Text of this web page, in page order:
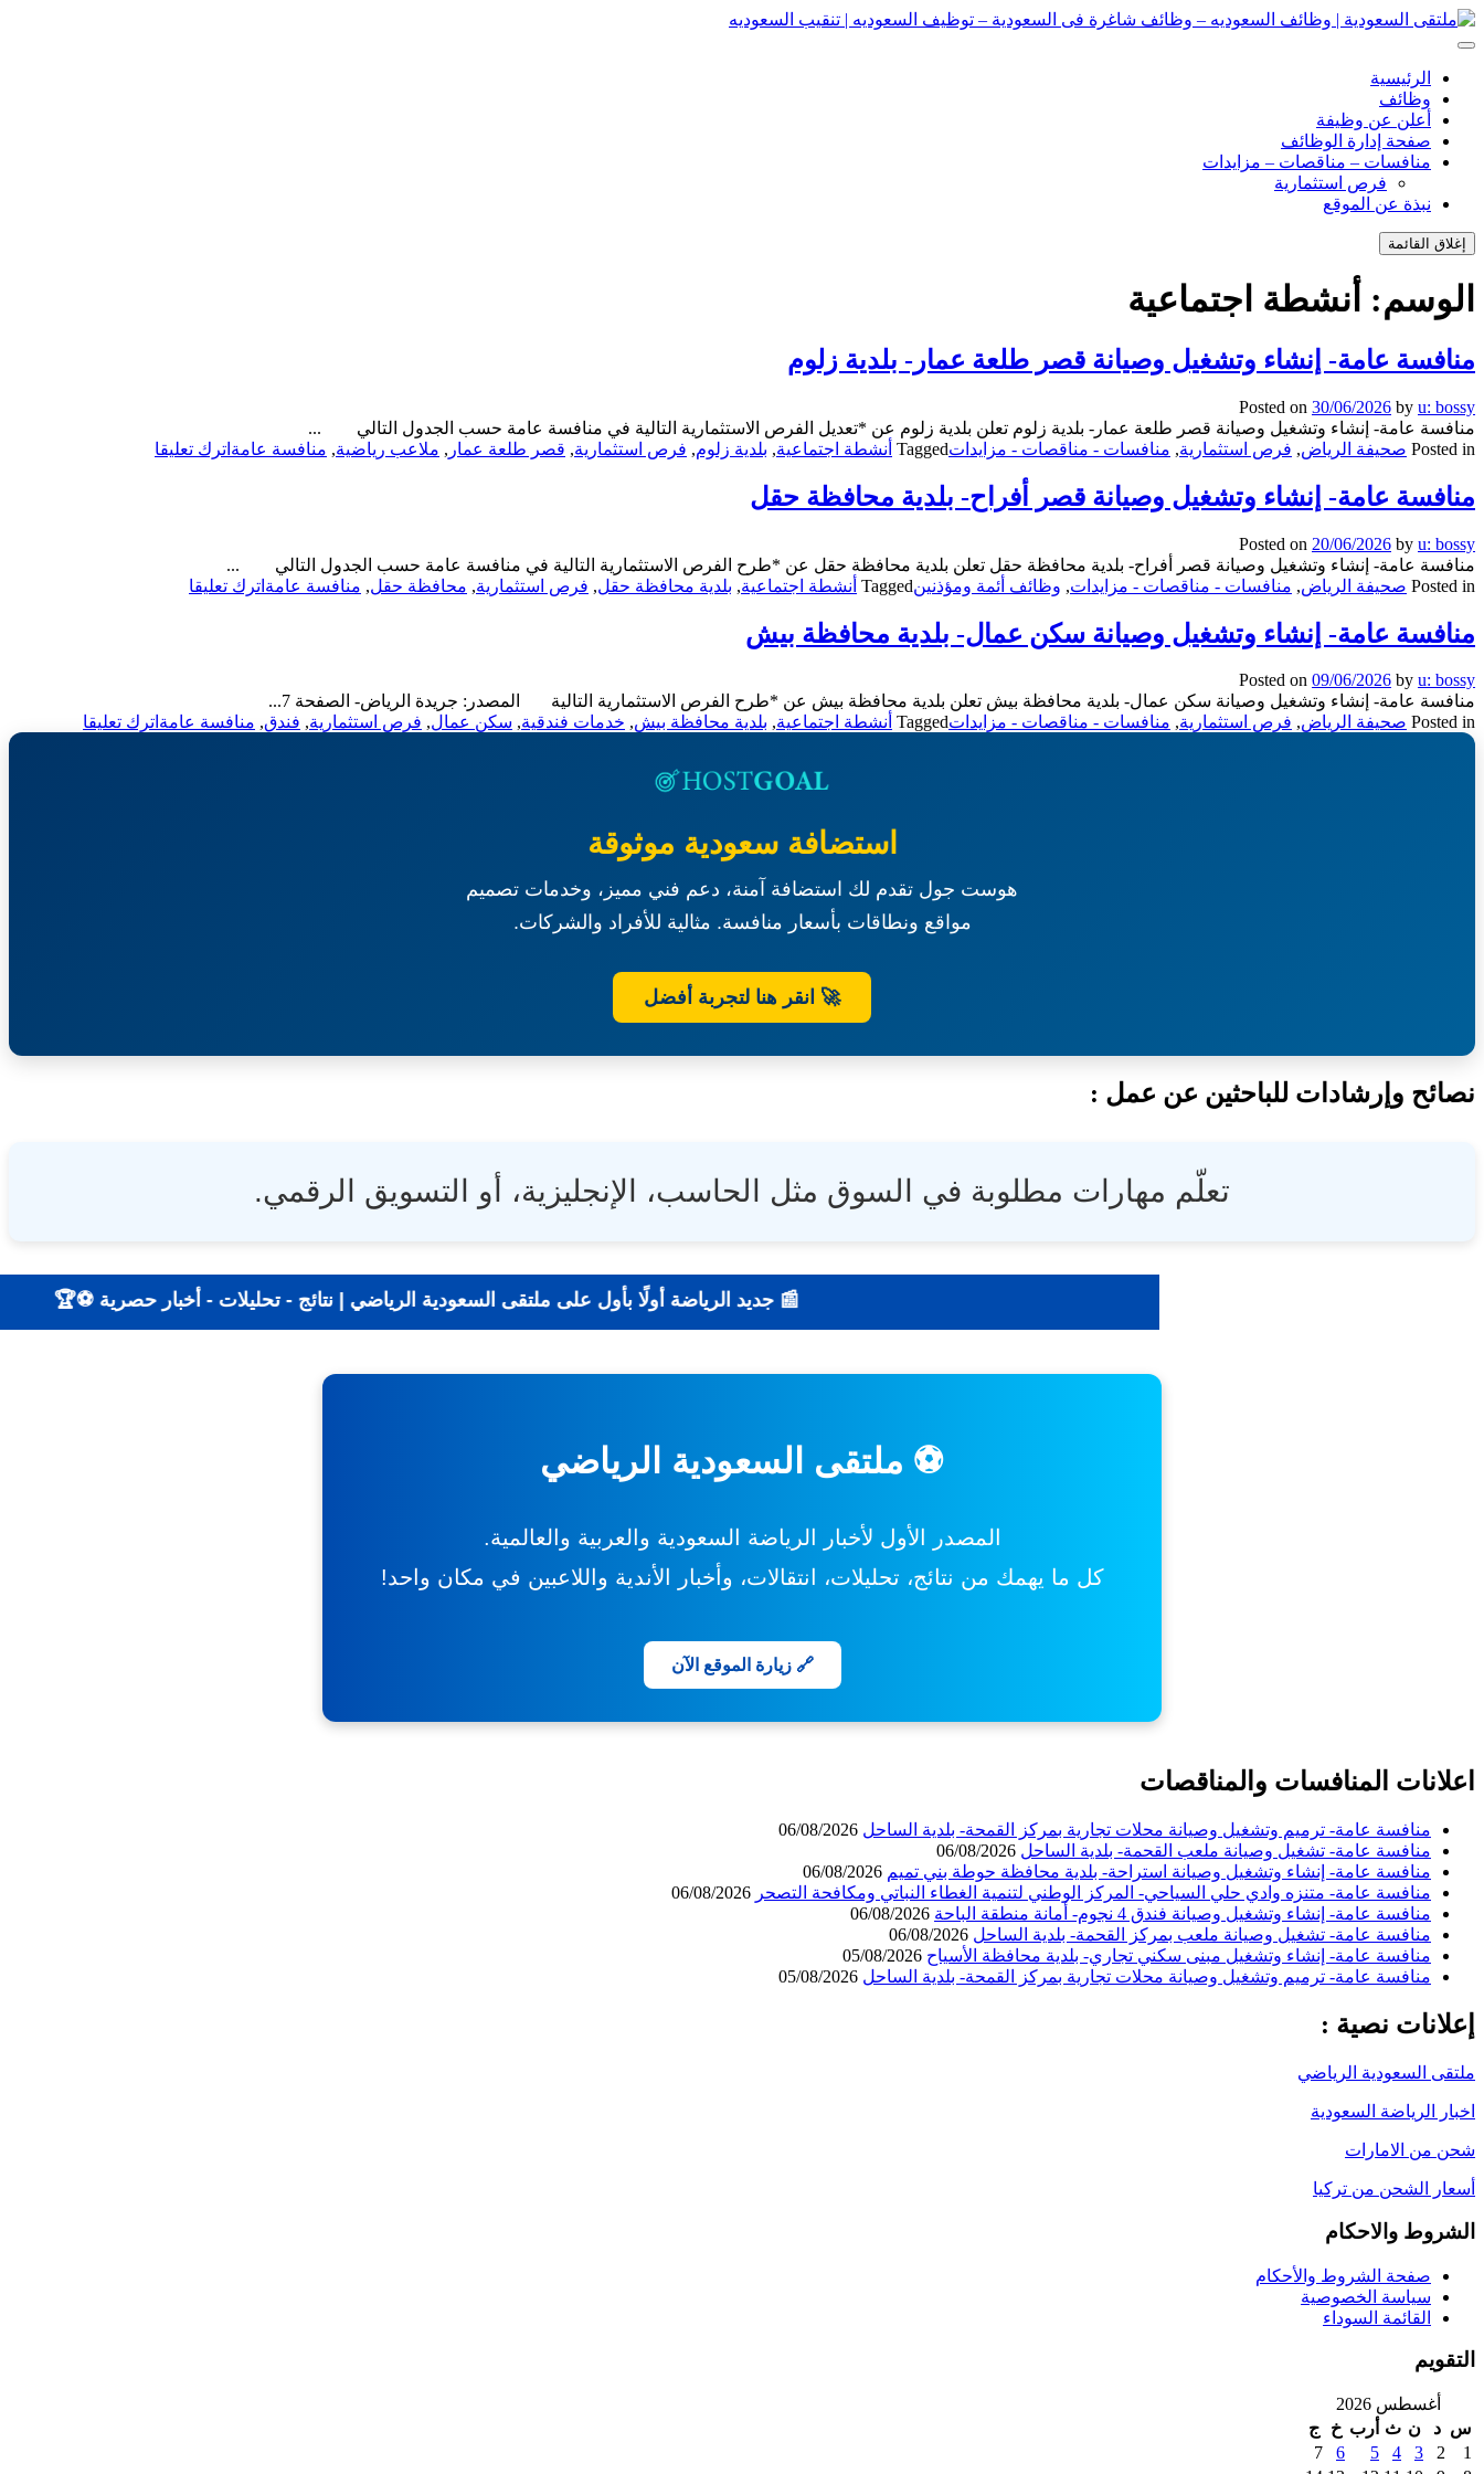
انتقل
إلى
الرئيسية
وظائف
أعلن عن وظيفة
صفحة إدارة الوظائف
منافسات – مناقصات – مزايدات
فرص استثمارية
نبذة عن الموقع
إغلاق القائمة
الوسم: أنشطة اجتماعية
منافسة عامة- إنشاء وتشغيل وصيانة قصر طلعة عمار- بلدية زلوم
Posted on 30/06/2026 by u: bossy
منافسة عامة- إنشاء وتشغيل وصيانة قصر طلعة عمار- بلدية زلوم تعلن بلدية زلوم عن *تعديل الفرص الاستثمارية التالية في منافسة عامة حسب الجدول التالي ...
Posted in صحيفة الرياض, فرص استثمارية, منافسات - مناقصات - مزايداتTagged أنشطة اجتماعية, بلدية زلوم, فرص استثمارية, قصر طلعة عمار , ملاعب رياضية, منافسة عامة اترك تعليقا
منافسة عامة- إنشاء وتشغيل وصيانة قصر أفراح- بلدية محافظة حقل
Posted on 20/06/2026 by u: bossy
منافسة عامة- إنشاء وتشغيل وصيانة قصر أفراح- بلدية محافظة حقل تعلن بلدية محافظة حقل عن *طرح الفرص الاستثمارية التالية في منافسة عامة حسب الجدول التالي ...
Posted in صحيفة الرياض, منافسات - مناقصات - مزايدات, وظائف أئمة ومؤذنينTagged أنشطة اجتماعية, بلدية محافظة حقل, فرص استثمارية, محافظة حقل, منافسة عامة اترك تعليقا
قصر
أفراح-
منافسة عامة- إنشاء وتشغيل وصيانة سكن عمال- بلدية محافظة بيش
Posted on 09/06/2026 by u: bossy
منافسة عامة- إنشاء وتشغيل وصيانة سكن عمال- بلدية محافظة بيش تعلن بلدية محافظة بيش عن *طرح الفرص الاستثمارية التالية المصدر: جريدة الرياض- الصفحة 7...
Posted in صحيفة الرياض, فرص استثمارية, منافسات - مناقصات - مزايداتTagged أنشطة اجتماعية, بلدية محافظة بيش, خدمات فندقية, سكن عمال, فرص استثمارية, فندق, منافسة عامة اترك تعليقا
استضافة سعودية موثوقة
هوست جول تقدم لك استضافة آمنة، دعم فني مميز، وخدمات تصميم
مواقع ونطاقات بأسعار منافسة. مثالية للأفراد والشركات.
🚀 انقر هنا لتجربة أفضل
نصائح وإرشادات للباحثين عن عمل :
تعلّم مهارات مطلوبة في السوق مثل الحاسب، الإنجليزية، أو التسويق الرقمي.
📰 جديد الرياضة أولًا بأول على ملتقى السعودية الرياضي | نتائج - تحليلات -
⚽ ملتقى السعودية الرياضي
المصدر الأول لأخبار الرياضة السعودية والعربية والعالمية.
كل ما يهمك من نتائج، تحليلات، انتقالات، وأخبار الأندية واللاعبين في مكان واحد!
🔗 زيارة الموقع الآن
اعلانات المنافسات والمناقصات
منافسة عامة- ترميم وتشغيل وصيانة محلات تجارية بمركز القمحة- بلدية الساحل 06/08/2026
منافسة عامة- تشغيل وصيانة ملعب القحمة- بلدية الساحل 06/08/2026
منافسة عامة- إنشاء وتشغيل وصيانة استراحة- بلدية محافظة حوطة بني تميم 06/08/2026
منافسة عامة- متنزه وادي حلي السياحي- المركز الوطني لتنمية الغطاء النباتي ومكافحة التصحر 06/08/2026
منافسة عامة- إنشاء وتشغيل وصيانة فندق 4 نجوم- أمانة منطقة الباحة
06/08/2026
منافسة عامة- تشغيل وصيانة ملعب بمركز القحمة- بلدية الساحل 06/08/2026
منافسة عامة- إنشاء وتشغيل مبنى سكني تجاري- بلدية محافظة الأسياح 05/08/2026
منافسة عامة- ترميم وتشغيل وصيانة محلات تجارية بمركز القمحة- بلدية الساحل 05/08/2026
إعلانات نصية :
ملتقى السعودية الرياضي
اخبار الرياضة السعودية
شحن من الامارات
أسعار الشحن من تركيا
الشروط والاحكام
صفحة الشروط والأحكام
سياسة الخصوصية
القائمة السوداء
التقويم
أغسطس 2026
س د ن ث أرب خ
ج
1
2
3
4
5
6
7